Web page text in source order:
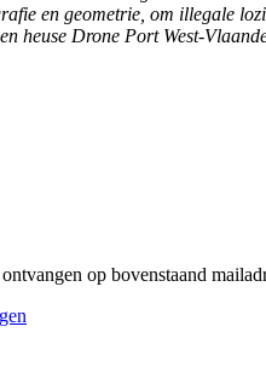
en geometrie, om illegale
heuse Drone Port West-
op bovenstaand